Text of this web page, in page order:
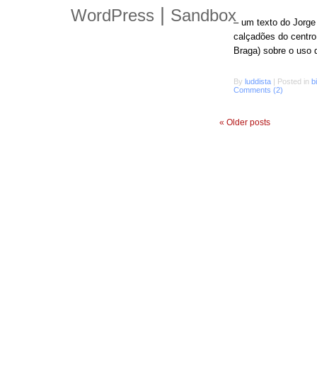
– um texto do
calçadões do
Braga) sobre o uso
By luddista | Posted in
Comments (2)
« Older posts
WordPress Sandbox